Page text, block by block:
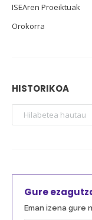
ISEAren Proeiktuak
Orokorra
HISTORIKOA
Gure
Eman izena